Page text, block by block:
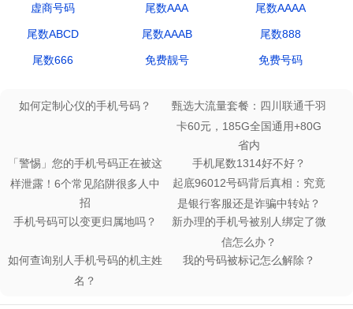
虚商号码 尾数AAA 尾数AAAA
尾数ABCD 尾数AAAB 尾数888
尾数666 免费靓号 免费号码
如何定制心仪的手机号码？ 甄选大流量套餐：四川联通千羽
卡60元，185G全国通用+80G
省内
「警惕」您的手机号码正在被这
样泄露！6个常见陷阱很多人中
招
手机尾数1314好不好？
起底96012号码背后真相：究竟
是银行客服还是诈骗中转站？
手机号码可以变更归属地吗？ 新办理的手机号被别人绑定了微
信怎么办？
如何查询别人手机号码的机主姓
名？
我的号码被标记怎么解除？